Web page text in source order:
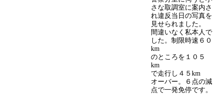
さな取調室に案内さ
れ違反当日の写真を
見せられました。
間違いなく私本人で
した。制限時速６０
km
のところを１０５
km
で走行し４５km
オーバー。６点の減
点で一発免停です。